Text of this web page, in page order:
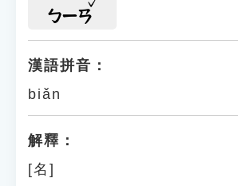
ㄅㄧㄢ
漢語拼音：
biǎn
解釋：
[名]